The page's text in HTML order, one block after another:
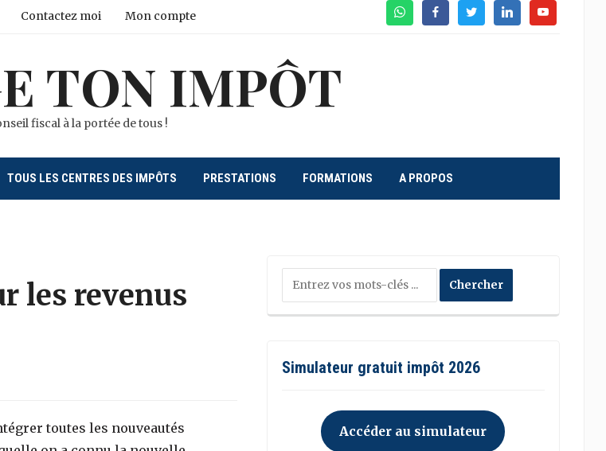
WhatsAppFacebookTwitterLinkedinYoutube
Contactez moi Mon compte
TON IMPÔT
fiscal à la portée de tous !
TOUS LES CENTRES DES IMPÔTS PRESTATIONS FORMATIONS A PROPOS
les revenus
toutes les nouveautés
Simulateur gratuit impôt 2026
Accéder au simulateur